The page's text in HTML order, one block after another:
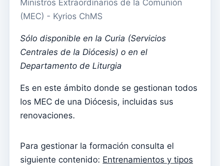
Panel
Configuración de suscripción
Párroco
Modo oscuro
desconectar
Configurar una cuenta SMTP para enviar correos
Ministros Extraordinarios de la Comunión
(MEC) - Kyrios ChMS
Sólo disponible en la Curia (Servicios
Centrales de la Diócesis) o en el
Departamento de Liturgia
Es en este ámbito donde se gestionan todos
los MEC de una Diócesis, incluidas sus
renovaciones.
Para gestionar la formación consulta el
siguiente contenido: Entrenamientos y tipos